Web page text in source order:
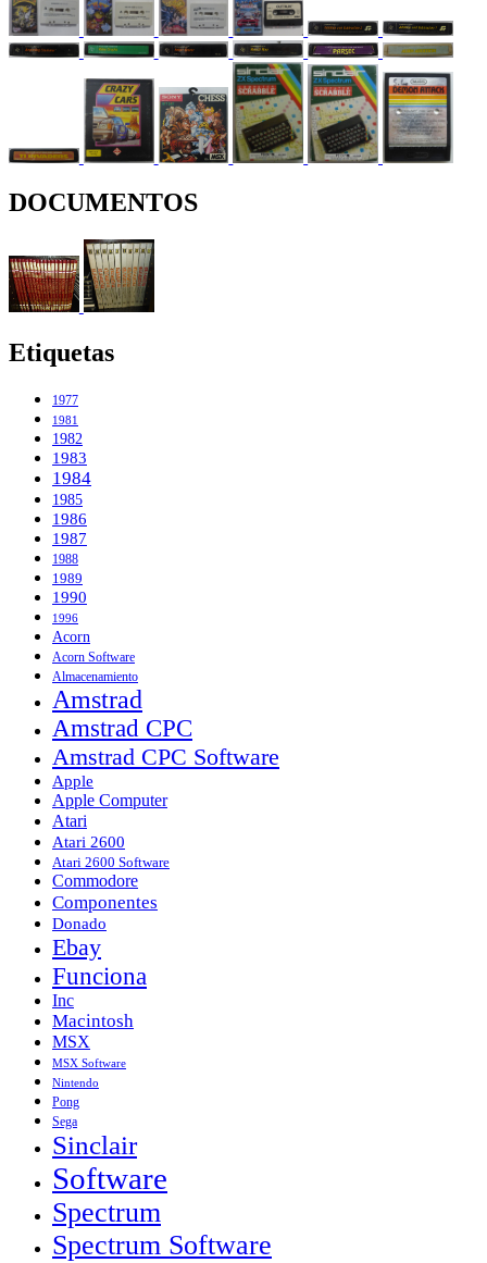
DOCUMENTOS
Etiquetas
1977
1981
1982
1983
1984
1985
1986
1987
1988
1989
1990
1996
Acorn
Acorn Software
Almacenamiento
Amstrad
Amstrad CPC
Amstrad CPC Software
Apple
Apple Computer
Atari
Atari 2600
Atari 2600 Software
Commodore
Componentes
Donado
Ebay
Funciona
Inc
Macintosh
MSX
MSX Software
Nintendo
Pong
Sega
Sinclair
Software
Spectrum
Spectrum Software